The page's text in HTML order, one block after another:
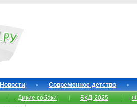
Новости
Современное детство
Дикие собаки БКД-2025